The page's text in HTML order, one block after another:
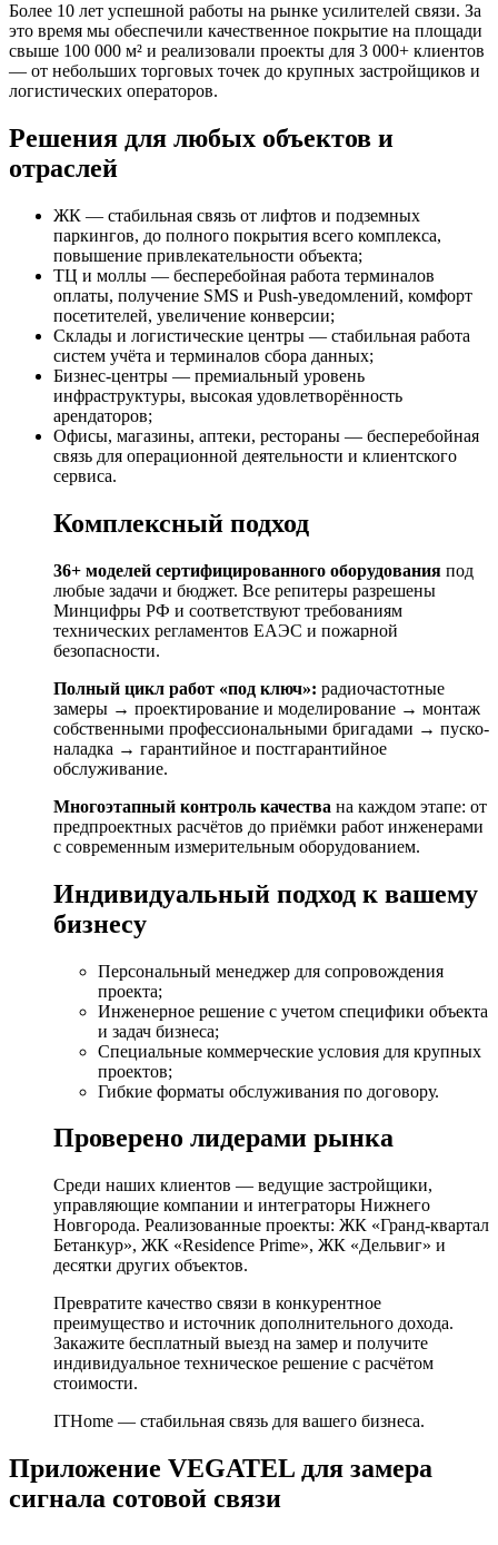
Более 10 лет успешной работы на рынке усилителей связи. За
это время мы обеспечили качественное покрытие на площади
свыше 100 000 м² и реализовали проекты для 3 000+ клиентов
— от небольших торговых точек до крупных застройщиков и
логистических операторов.
Решения для любых объектов и
отраслей
ЖК — стабильная связь от лифтов и подземных
паркингов, до полного покрытия всего комплекса,
повышение привлекательности объекта;
ТЦ и моллы — бесперебойная работа терминалов
оплаты, получение SMS и Push-уведомлений, комфорт
посетителей, увеличение конверсии;
Склады и логистические центры — стабильная работа
систем учёта и терминалов сбора данных;
Бизнес-центры — премиальный уровень
инфраструктуры, высокая удовлетворённость
арендаторов;
Офисы, магазины, аптеки, рестораны — бесперебойная
связь для операционной деятельности и клиентского
сервиса.
Комплексный подход
36+ моделей сертифицированного оборудования под
любые задачи и бюджет. Все репитеры разрешены
Минцифры РФ и соответствуют требованиям
технических регламентов ЕАЭС и пожарной
безопасности.
Полный цикл работ «под ключ»: радиочастотные
замеры → проектирование и моделирование → монтаж
собственными профессиональными бригадами → пуско-
наладка → гарантийное и постгарантийное
обслуживание.
Многоэтапный контроль качества на каждом этапе: от
предпроектных расчётов до приёмки работ инженерами
с современным измерительным оборудованием.
Индивидуальный подход к вашему
бизнесу
Персональный менеджер для сопровождения
проекта;
Инженерное решение с учетом специфики объекта
и задач бизнеса;
Специальные коммерческие условия для крупных
проектов;
Гибкие форматы обслуживания по договору.
Проверено лидерами рынка
Среди наших клиентов — ведущие застройщики,
управляющие компании и интеграторы Нижнего
Новгорода. Реализованные проекты: ЖК «Гранд-квартал
Бетанкур», ЖК «Residence Prime», ЖК «Дельвиг» и
десятки других объектов.
Превратите качество связи в конкурентное
преимущество и источник дополнительного дохода.
Закажите бесплатный выезд на замер и получите
индивидуальное техническое решение с расчётом
стоимости.
ITHome — стабильная связь для вашего бизнеса.
Приложение VEGATEL для замера
сигнала сотовой связи